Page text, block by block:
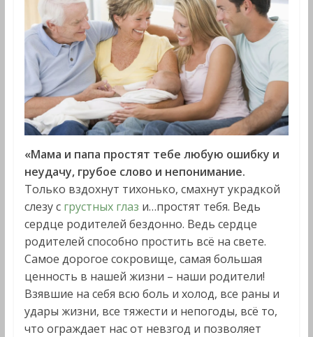
«Мама и папа простят тебе любую ошибку и
неудачу, грубое слово и непонимание.
Только вздохнут тихонько, смахнут украдкой
слезу с грустных глаз и…простят тебя. Ведь
сердце родителей бездонно. Ведь сердце
родителей способно простить всё на свете.
Самое дорогое сокровище, самая большая
ценность в нашей жизни – наши родители!
Взявшие на себя всю боль и холод, все раны и
удары жизни, все тяжести и непогоды, всё то,
что ограждает нас от невзгод и позволяет